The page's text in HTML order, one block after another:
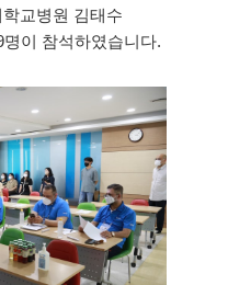
교병원 김태수
이 참석하였습니다.